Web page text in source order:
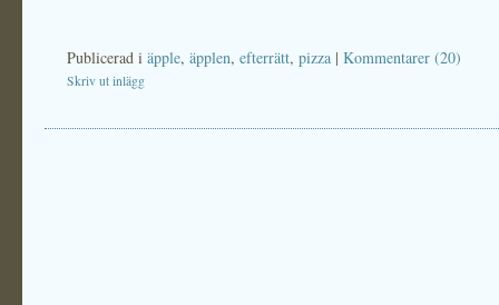
Publicerad i äpple, äpplen, efterrätt, pizza | Kommentarer (20)
Skriv ut inlägg